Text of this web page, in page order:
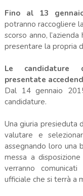
Fino al 13
potranno raccogliere
scorso anno,
presentare la propria
Le candidature
presentate
Dal 14 gennaio
candidature.
Una giuria presieduta
valutare e
assegnando loro una
messa a
verranno
ufficiale che si terrà a